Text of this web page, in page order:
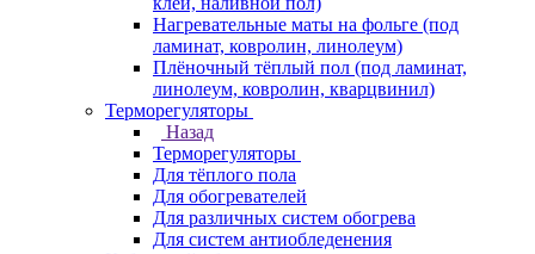
Нагревательные маты на фольге (под
ламинат, ковролин, линолеум)
Плёночный тёплый пол (под ламинат,
линолеум, ковролин, кварцвинил)
Терморегуляторы
Назад
Терморегуляторы
Для тёплого пола
Для обогревателей
Для различных систем обогрева
Для систем антиобледенения